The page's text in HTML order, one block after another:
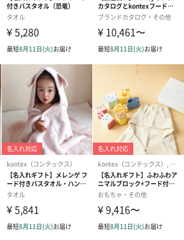
も最適です。
カラーにロゴの入った高級感漂うパッケ
)】の”ヴィンテージワッフル M2枚セッ
していかがでしょうか。
麻5％
・170mm・90mm